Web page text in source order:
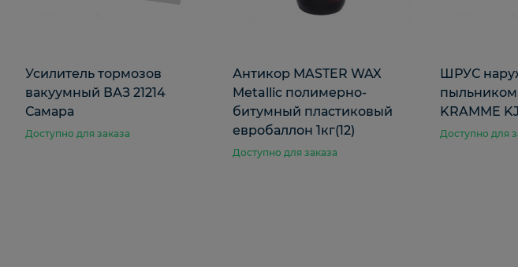
Усилитель тормозов
вакуумный ВАЗ 21214
Самара
Доступно для заказа
Антикор MASTER WAX
Metallic полимерно-
битумный пластиковый
евробаллон 1кг(12)
Доступно для заказа
ШРУС
пыльником
KRAMME
Доступно для